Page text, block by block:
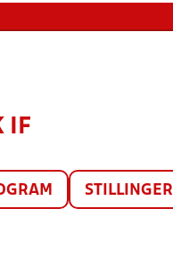
IF
STILLINGER